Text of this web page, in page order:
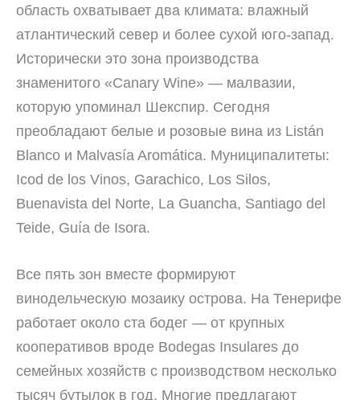
область охватывает два климата: влажный
атлантический север и более сухой юго-запад.
Исторически это зона производства
знаменитого «Canary Wine» — малвазии,
которую упоминал Шекспир. Сегодня
преобладают белые и розовые вина из Listán
Blanco и Malvasía Aromática. Муниципалитеты:
Icod de los Vinos, Garachico, Los Silos,
Buenavista del Norte, La Guancha, Santiago del
Teide, Guía de Isora.
Все пять зон вместе формируют
винодельческую мозаику острова. На Тенерифе
работает около ста бодег — от крупных
кооперативов вроде Bodegas Insulares до
семейных хозяйств с производством несколько
тысяч бутылок в год. Многие предлагают